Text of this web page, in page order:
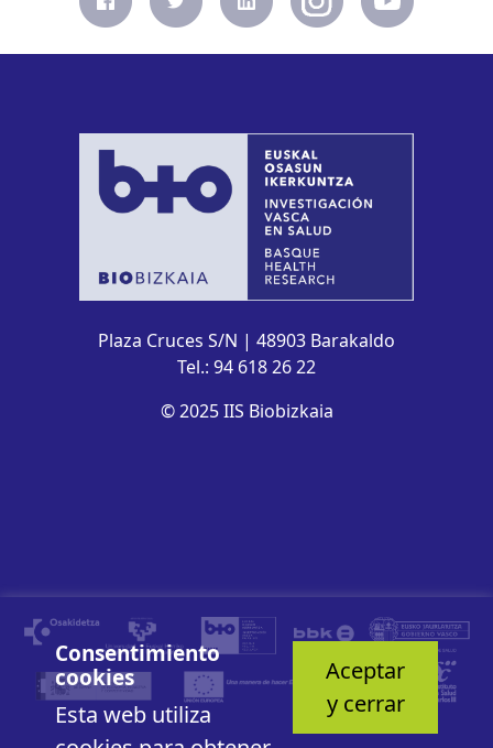
Plaza Cruces S/N | 48903 Barakaldo
Tel.: 94 618 26 22
© 2025 IIS Biobizkaia
Consentimiento
cookies
Esta web utiliza
Aceptar
y cerrar